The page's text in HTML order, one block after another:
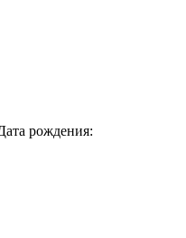
рождения: